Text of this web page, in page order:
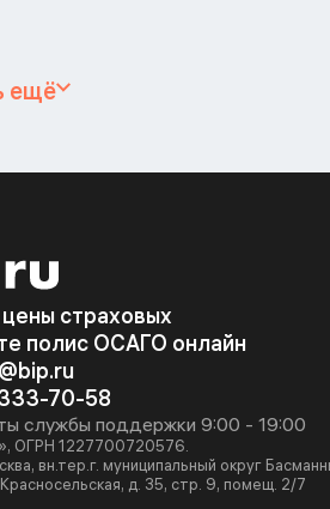
ещё
страховых
полис ОСАГО онлайн
70-58
службы поддержки 9:00 - 19:00
ОГРН 1227700720576.
вн.тер.г. муниципальный округ
д. 35, стр. 9, помещ. 2/7